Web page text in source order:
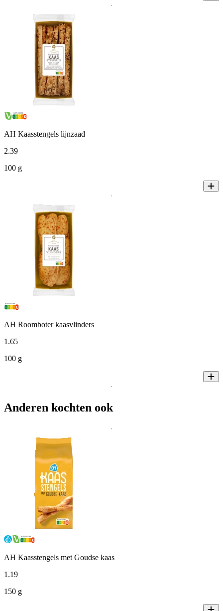
AH Kaasstengels lijnzaad
2.39
100 g
AH Roomboter kaasvlinders
1 .65
100 g
Anderen kochten ook
AH Kaasstengels met Goudse kaas
1 .19
150 g